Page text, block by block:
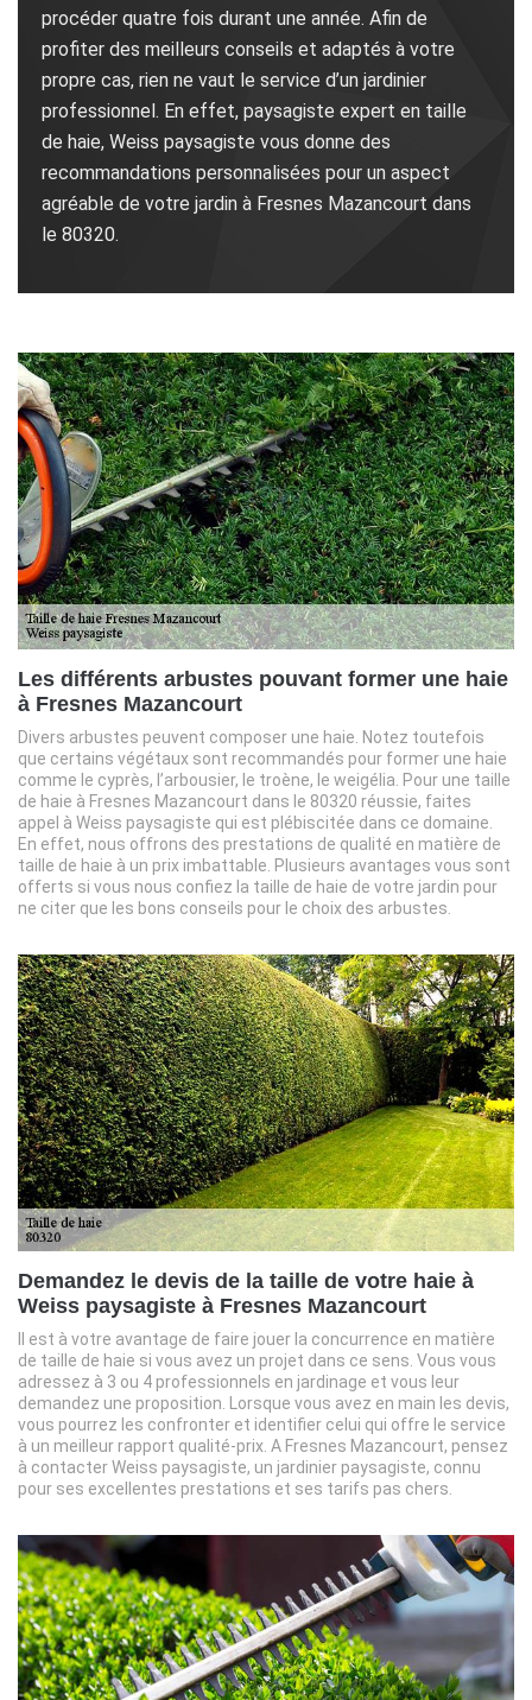
procéder quatre fois durant une année. Afin de
profiter des meilleurs conseils et adaptés à votre
propre cas, rien ne vaut le service d’un jardinier
professionnel. En effet, paysagiste expert en taille
de haie, Weiss paysagiste vous donne des
recommandations personnalisées pour un aspect
agréable de votre jardin à Fresnes Mazancourt dans
le 80320.
Les différents arbustes pouvant former une haie
à Fresnes Mazancourt
Divers arbustes peuvent composer une haie. Notez toutefois
que certains végétaux sont recommandés pour former une haie
comme le cyprès, l’arbousier, le troène, le weigélia. Pour une taille
de haie à Fresnes Mazancourt dans le 80320 réussie, faites
appel à Weiss paysagiste qui est plébiscitée dans ce domaine.
En effet, nous offrons des prestations de qualité en matière de
taille de haie à un prix imbattable. Plusieurs avantages vous sont
offerts si vous nous confiez la taille de haie de votre jardin pour
ne citer que les bons conseils pour le choix des arbustes.
Demandez le devis de la taille de votre haie à
Weiss paysagiste à Fresnes Mazancourt
Il est à votre avantage de faire jouer la concurrence en matière
de taille de haie si vous avez un projet dans ce sens. Vous vous
adressez à 3 ou 4 professionnels en jardinage et vous leur
demandez une proposition. Lorsque vous avez en main les devis,
vous pourrez les confronter et identifier celui qui offre le service
à un meilleur rapport qualité-prix. A Fresnes Mazancourt, pensez
à contacter Weiss paysagiste, un jardinier paysagiste, connu
pour ses excellentes prestations et ses tarifs pas chers.